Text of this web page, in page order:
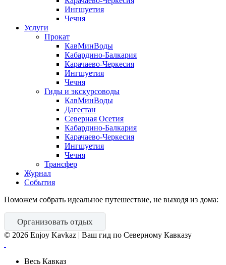
Ингшуетия
Чечня
Услуги
Прокат
КавМинВоды
Кабардино-Балкария
Карачаево-Черкесия
Ингшуетия
Чечня
Гиды и экскурсоводы
КавМинВоды
Дагестан
Северная Осетия
Кабардино-Балкария
Карачаево-Черкесия
Ингшуетия
Чечня
Трансфер
Журнал
События
Поможем собрать идеальное путешествие, не выходя из дома:
Организовать отдых
© 2026 Enjoy Kavkaz | Ваш гид по Северному Кавказу
Весь Кавказ